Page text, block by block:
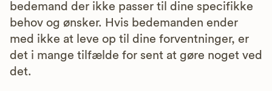
bedemand der ikke passer til dine specifikke
behov og ønsker. Hvis bedemanden ender
med ikke at leve op til dine forventninger, er
det i mange tilfælde for sent at gøre noget ved
det.